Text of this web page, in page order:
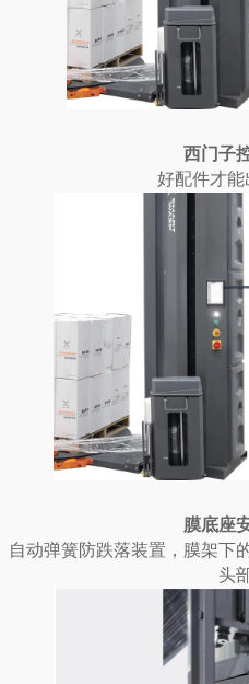
西门子
好配件才能
膜底座
自动弹簧防跌落装置，膜架下
头